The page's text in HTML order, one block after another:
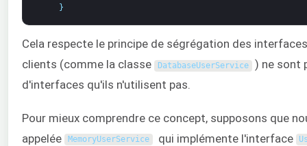
}
Cela respecte le principe de ségrégation des
clients (comme la classe
DatabaseUserService ) ne sont
d'interfaces qu'ils n'utilisent pas.
Pour mieux comprendre ce concept, supposons que
appelée
MemoryUserService qui implémente l'interface